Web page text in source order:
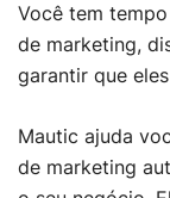
Você tem
de marketing,
garantir que
Mautic ajuda
de marketing